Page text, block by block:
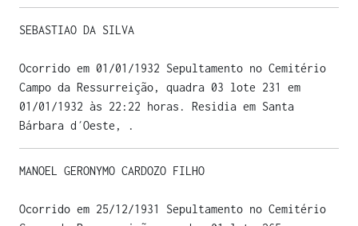
SEBASTIAO DA SILVA
Ocorrido em 01/01/1932 Sepultamento no Cemitério
Campo da Ressurreição, quadra 03 lote 231 em
01/01/1932 às 22:22 horas. Residia em Santa
Bárbara d´Oeste, .
MANOEL GERONYMO CARDOZO FILHO
Ocorrido em 25/12/1931 Sepultamento no Cemitério